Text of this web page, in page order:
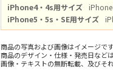
iPhone4・4s用サイズ
iPhone5・5s・SE用サイズ
商品の写真および画像はイメージで
商品のデザイン・仕様・発売日など
画像・テキストの無断転載、及びそ